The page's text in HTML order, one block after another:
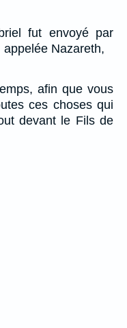
fut envoyé par
Nazareth,
afin que vous
ces choses qui
devant le Fils de